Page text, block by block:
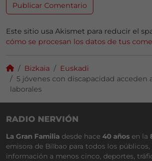
Este sitio usa Akismet para reducir el
cómo se procesan los datos de tus
Bizkaia
Euskadi
5 jóvenes con discapacidad acceden
laborales
RADIO NERVIÓN
La Gran Familia desde hace 40 años en la
emisora de Bilbao para todos los públicos,
información a menos cinco, deportes,